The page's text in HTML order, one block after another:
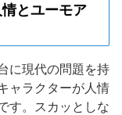
とユーモア
に現代の問題を持
ャラクターが人情
す。スカッとしな